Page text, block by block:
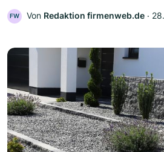
FW Von Redaktion firmenweb.de ‧